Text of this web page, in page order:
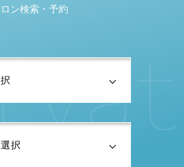
ン検索・予約
vati